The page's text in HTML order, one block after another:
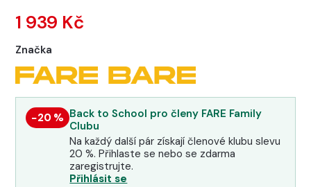
1 939 Kč
Značka
−20 % Back to School pro členy FARE Family
Clubu
Na každý další pár získají členové klubu slevu
20 %. Přihlaste se nebo se zdarma
zaregistrujte.
Přihlásit se